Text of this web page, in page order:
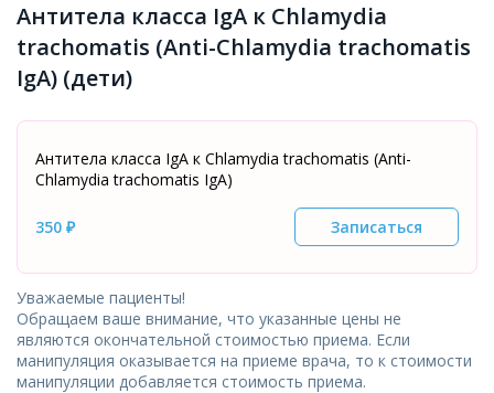
Aнтитела класса IgA к Chlamydia
trachomatis (Anti-Chlamydia trachomatis
IgA) (дети)
Aнтитела класса IgA к Chlamydia trachomatis (Anti-
Chlamydia trachomatis IgA)
350 ₽ Записаться
Уважаемые пациенты!
Обращаем ваше внимание, что указанные цены не
являются окончательной стоимостью приема. Если
манипуляция оказывается на приеме врача, то к стоимости
манипуляции добавляется стоимость приема.